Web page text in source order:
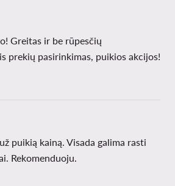
Greitas ir be rūpesčių
prekių pasirinkimas, puikios akcijos!
puikią kainą. Visada galima rasti
Rekomenduoju.